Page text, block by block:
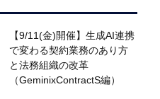
【9/11(金)開催】生成AI連携
で変わる契約業務のあり方
と法務組織の改革
（GeminixContractS編）